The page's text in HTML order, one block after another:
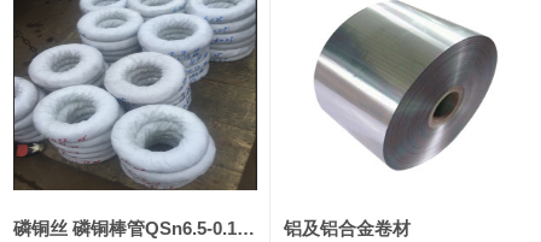
89,000—95,000 92,000
2#锑 85,000—91,000 88,000 1,000
1#镁 17,000—18,000 17,500
1#电解锰 18,900—19,100 19,000
1#电解锰(99.7%袋装) 18,000—18,200 18,100
磷铜丝 磷铜棒管QSn6.5-0.1 7-0.2 8-0.3 铝及铝合金卷材